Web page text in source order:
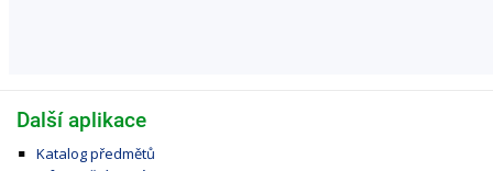
Další aplikace
Katalog předmětů